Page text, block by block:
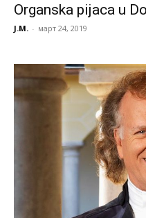
Organska pijaca u
J.M. - март 24, 2019